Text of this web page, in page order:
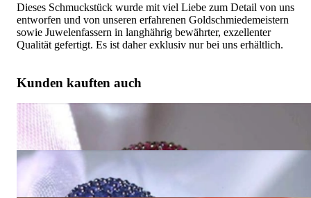
Dieses Schmuckstück wurde mit viel Liebe zum Detail von uns
entworfen und von unseren erfahrenen Goldschmiedemeistern
sowie Juwelenfassern in langhährig bewährter, exzellenter
Qualität gefertigt. Es ist daher exklusiv nur bei uns erhältlich.
Kunden kauften auch
Massiver Rubin Ring
4.750,00 €
Stattlicher Saphir Pavé Ring
4.460,00 €